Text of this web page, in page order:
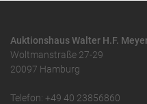
Auktionshaus Walter H.F.
Woltmanstraße 27-29
20097 Hamburg
Telefon: +49 40 23856860